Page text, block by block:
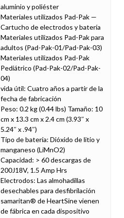
aluminio y poliéster
Materiales utilizados Pad-Pak —
Cartucho de electrodos y batería
Materiales utilizados Pad-Pak para
adultos (Pad-Pak-01/Pad-Pak-03)
Materiales utilizados Pad-Pak
Pediátrico (Pad-Pak-02/Pad-Pak-
04)
vida útil: Cuatro años a partir de la
fecha de fabricación
Peso: 0.2 kg (0.44 lbs) Tamaño: 10
cm x 13.3 cm x 2.4 cm (3.93″ x
5.24″ x .94″)
Tipo de batería: Dióxido de litio y
manganeso (LiMnO2)
Capacidad: > 60 descargas de
200J18V, 1.5 Amp Hrs
Electrodos: Las almohadillas
desechables para desfibrilación
samaritan® de HeartSine vienen
de fábrica en cada dispositivo